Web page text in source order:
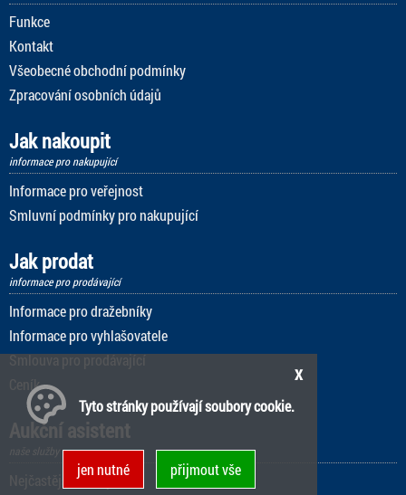
Funkce
Kontakt
Všeobecné obchodní podmínky
Zpracování osobních údajů
Jak nakoupit
informace pro nakupující
Informace pro veřejnost
Smluvní podmínky pro nakupující
Jak prodat
informace pro prodávající
Informace pro dražebníky
Informace pro vyhlašovatele
Smlouva pro prodávající
Ceník
Aukční asistent
naše služby
Nejčastější dotazy
x
Tyto stránky používají soubory cookie.
jen nutné přijmout vše